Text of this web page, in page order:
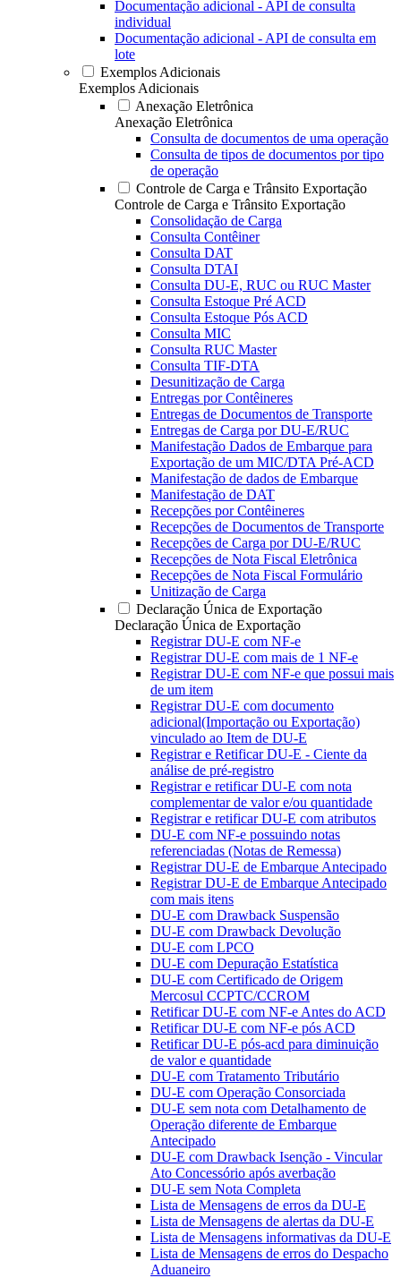
Documentação adicional - API de consulta
individual
Documentação adicional - API de consulta em
lote
Exemplos Adicionais
Exemplos Adicionais
Anexação Eletrônica
Anexação Eletrônica
Consulta de documentos de uma operação
Consulta de tipos de documentos por tipo
de operação
Controle de Carga e Trânsito Exportação
Controle de Carga e Trânsito Exportação
Consolidação de Carga
Consulta Contêiner
Consulta DAT
Consulta DTAI
Consulta DU-E, RUC ou RUC Master
Consulta Estoque Pré ACD
Consulta Estoque Pós ACD
Consulta MIC
Consulta RUC Master
Consulta TIF-DTA
Desunitização de Carga
Entregas por Contêineres
Entregas de Documentos de Transporte
Entregas de Carga por DU-E/RUC
Manifestação Dados de Embarque para
Exportação de um MIC/DTA Pré-ACD
Manifestação de dados de Embarque
Manifestação de DAT
Recepções por Contêineres
Recepções de Documentos de Transporte
Recepções de Carga por DU-E/RUC
Recepções de Nota Fiscal Eletrônica
Recepções de Nota Fiscal Formulário
Unitização de Carga
Declaração Única de Exportação
Declaração Única de Exportação
Registrar DU-E com NF-e
Registrar DU-E com mais de 1 NF-e
Registrar DU-E com NF-e que possui mais
de um item
Registrar DU-E com documento
adicional(Importação ou Exportação)
vinculado ao Item de DU-E
Registrar e Retificar DU-E - Ciente da
análise de pré-registro
Registrar e retificar DU-E com nota
complementar de valor e/ou quantidade
Registrar e retificar DU-E com atributos
DU-E com NF-e possuindo notas
referenciadas (Notas de Remessa)
Registrar DU-E de Embarque Antecipado
Registrar DU-E de Embarque Antecipado
com mais itens
DU-E com Drawback Suspensão
DU-E com Drawback Devolução
DU-E com LPCO
DU-E com Depuração Estatística
DU-E com Certificado de Origem
Mercosul CCPTC/CCROM
Retificar DU-E com NF-e Antes do ACD
Retificar DU-E com NF-e pós ACD
Retificar DU-E pós-acd para diminuição
de valor e quantidade
DU-E com Tratamento Tributário
DU-E com Operação Consorciada
DU-E sem nota com Detalhamento de
Operação diferente de Embarque
Antecipado
DU-E com Drawback Isenção - Vincular
Ato Concessório após averbação
DU-E sem Nota Completa
Lista de Mensagens de erros da DU-E
Lista de Mensagens de alertas da DU-E
Lista de Mensagens informativas da DU-E
Lista de Mensagens de erros do Despacho
Aduaneiro